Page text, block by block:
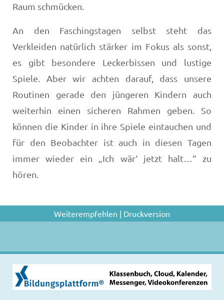
Raum schmücken.
An den Faschingstagen selbst steht das
Verkleiden natürlich stärker im Fokus als sonst,
es gibt besondere Leckerbissen und lustige
Spiele. Aber wir achten darauf, dass unsere
Routinen gerade den jüngeren Kindern auch
weiterhin einen sicheren Rahmen geben. So
können die Kinder in ihre Spiele eintauchen und
für den Beobachter ist auch in diesen Tagen
immer wieder ein „Ich wär‘ jetzt halt…“ zu
hören.
Weiterempfehlen | Druckversion